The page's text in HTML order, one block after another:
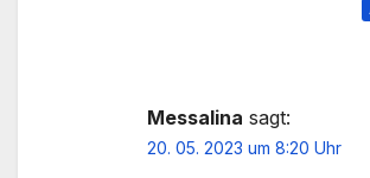
Messalina sagt:
20. 05. 2023 um 8:20 Uhr